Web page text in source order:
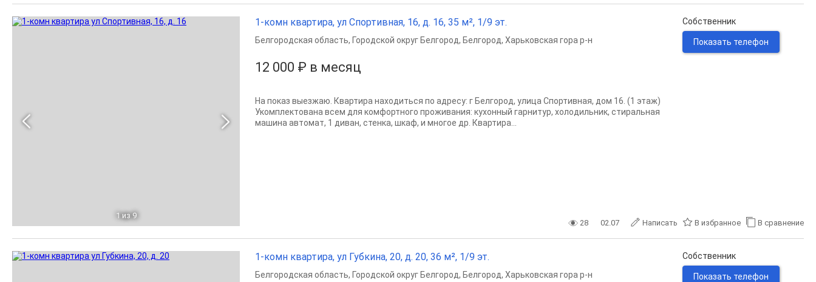
1 из 9
1-комн квартира, ул Спортивная, 16, д. 16, 35 м², 1/9 эт.
12 000 ₽ в месяц
Белгородская область, Городской округ Белгород, Белгород, Харьковская гора р-н
На показ выезжаю. Квартира находиться по адресу: г Белгород, улица Спортивная, дом 16. (1 этаж)
Укомплектована всем для комфортного проживания: кухонный гарнитур, холодильник, стиральная
машина автомат, 1 диван, стенка, шкаф, и многое др. Квартира...
Собственник
Показать телефон
28 02.07 Написать В избранное В сравнение
1-комн квартира, ул Губкина, 20, д. 20, 36 м², 1/9 эт.
Белгородская область, Городской округ Белгород, Белгород, Харьковская гора р-н
Собственник
Показать телефон